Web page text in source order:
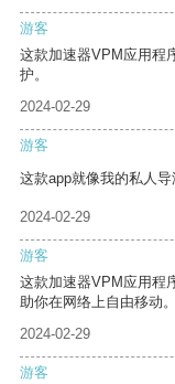
游客
这款加速器VPM应用程
护。
2024-02-29
游客
这款app就像我的私人导
2024-02-29
游客
这款加速器VPM应用程
助你在网络上自由移动。
2024-02-29
游客